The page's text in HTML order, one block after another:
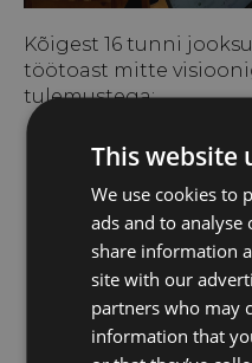
Kõigest 16 tunni
töötoast mitte
tulemustega:
30+ AI-
hankes,
personalitöös ja
3 kiiret
päeva jooksul –
madal
2 strateegilist
järkjärguliseks
investeeringu
This website
We use cookies to
ads and to analyse
share information
site with our
partners who may
information that